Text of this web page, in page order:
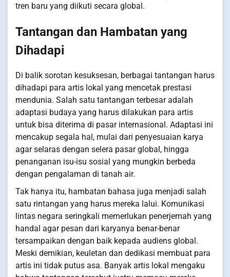
tren baru yang diikuti secara global.
Tantangan dan Hambatan yang
Dihadapi
Di balik sorotan kesuksesan, berbagai tantangan harus
dihadapi para artis lokal yang mencetak prestasi
mendunia. Salah satu tantangan terbesar adalah
adaptasi budaya yang harus dilakukan para artis
untuk bisa diterima di pasar internasional. Adaptasi ini
mencakup segala hal, mulai dari penyesuaian karya
agar selaras dengan selera pasar global, hingga
penanganan isu-isu sosial yang mungkin berbeda
dengan pengalaman di tanah air.
Tak hanya itu, hambatan bahasa juga menjadi salah
satu rintangan yang harus mereka lalui. Komunikasi
lintas negara seringkali memerlukan penerjemah yang
handal agar pesan dari karyanya benar-benar
tersampaikan dengan baik kepada audiens global.
Meski demikian, keuletan dan dedikasi membuat para
artis ini tidak putus asa. Banyak artis lokal mengaku